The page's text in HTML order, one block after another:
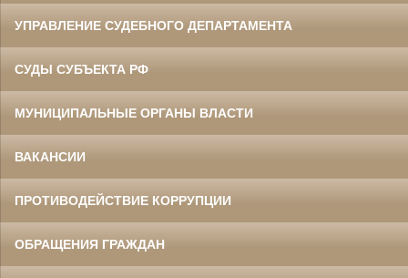
УПРАВЛЕНИЕ СУДЕБНОГО ДЕПАРТАМЕНТА
СУДЫ СУБЪЕКТА РФ
МУНИЦИПАЛЬНЫЕ ОРГАНЫ ВЛАСТИ
ВАКАНСИИ
ПРОТИВОДЕЙСТВИЕ КОРРУПЦИИ
ОБРАЩЕНИЯ ГРАЖДАН